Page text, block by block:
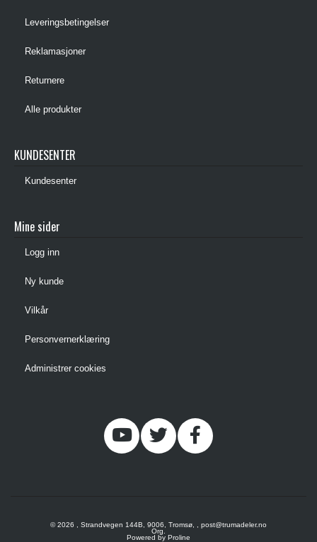
Leveringsbetingelser
Reklamasjoner
Returnere
Alle produkter
KUNDESENTER
Kundesenter
Mine sider
Logg inn
Ny kunde
Vilkår
Personvernerklæring
Administrer cookies
© 2026 , Strandvegen 144B, 9006, Tromsø, , post@trumadeler.no
Org.
Powered by Proline